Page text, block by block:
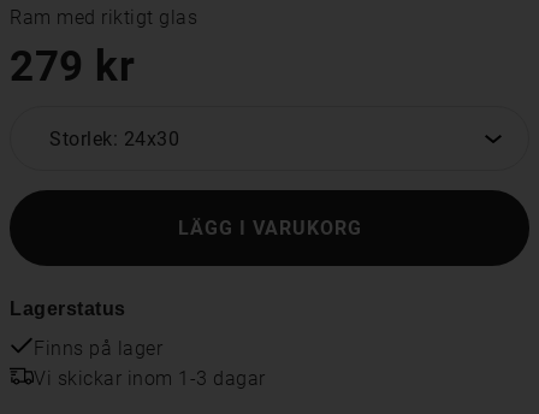
Ram med riktigt glas
279 kr
Storlek: 24x30
LÄGG I VARUKORG
Lagerstatus
Finns på lager
Vi skickar inom 1-3 dagar